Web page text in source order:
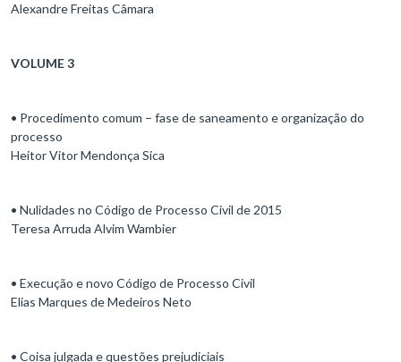
Alexandre Freitas Câmara
VOLUME 3
• Procedimento comum – fase de saneamento e organização do
processo
Heitor Vitor Mendonça Sica
• Nulidades no Código de Processo Civil de 2015
Teresa Arruda Alvim Wambier
• Execução e novo Código de Processo Civil
Elias Marques de Medeiros Neto
• Coisa julgada e questões prejudiciais